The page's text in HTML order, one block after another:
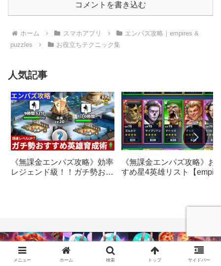
コメントを書き込む
ホーム スマホアプリ
エンパズ攻略｜empires &
puzzles
お役立ちテクニック集
人気記事
《無課金エンパズ攻略》効率
レジェンド級！！ガチ勢おす
《無課金エンパズ攻略》お
すめ星4英雄リスト【
メニュー ホーム 検索 トップ サイドバー